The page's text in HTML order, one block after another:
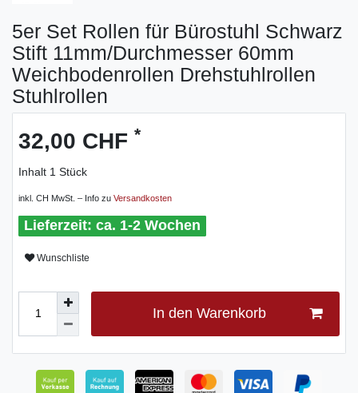
5er Set Rollen für Bürostuhl Schwarz
Stift 11mm/Durchmesser 60mm
Weichbodenrollen Drehstuhlrollen
Stuhlrollen
32,00 CHF *
Inhalt 1 Stück
inkl. CH MwSt. – Info zu Versandkosten
ca. 1-2 Wochen
Wunschliste
In den Warenkorb